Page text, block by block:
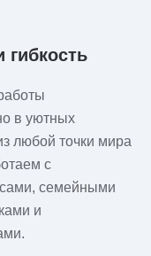
гибкость
в уютных
любой точки мира
с
семейными
и